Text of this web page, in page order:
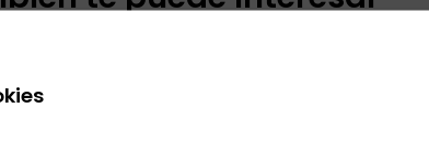
con FILTROS ACTITUBE 6MM EXTRA SLIM C-10